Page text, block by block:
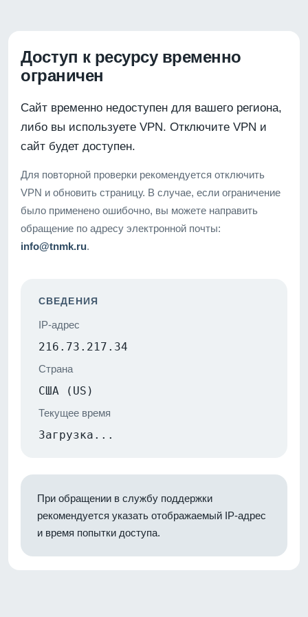
Доступ к ресурсу временно
ограничен
Сайт временно недоступен для вашего региона,
либо вы используете VPN. Отключите VPN и
сайт будет доступен.
Для повторной проверки рекомендуется отключить
VPN и обновить страницу. В случае, если ограничение
было применено ошибочно, вы можете направить
обращение по адресу электронной почты:
info@tnmk.ru.
СВЕДЕНИЯ
IP-адрес
216.73.217.34
Страна
США (US)
Текущее время
Загрузка...
При обращении в службу поддержки
рекомендуется указать отображаемый IP-адрес
и время попытки доступа.